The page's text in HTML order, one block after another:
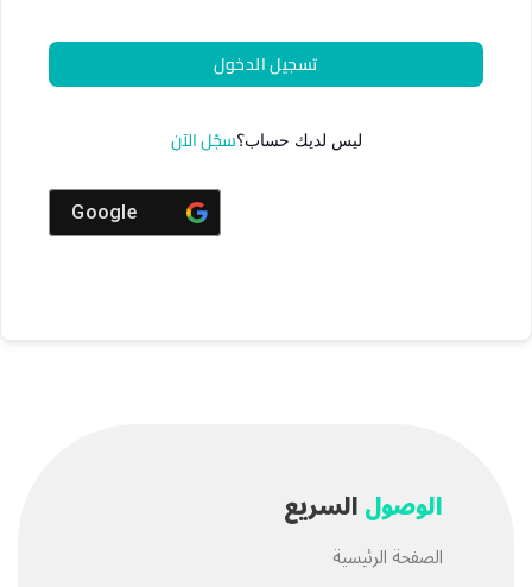
تسجيل الدخول
ليس لديك حساب؟سجّل الآن
Google
الوصولالسريع
الصفحة الرئيسية